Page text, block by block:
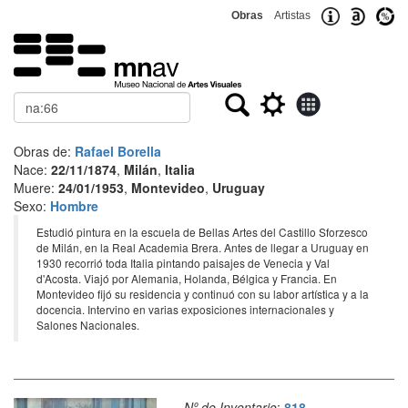
Obras Artistas
Buscar
Obras de: Rafael Borella
Nace: 22/11/1874, Milán, Italia
Muere: 24/01/1953, Montevideo, Uruguay
Sexo: Hombre
Estudió pintura en la escuela de Bellas Artes del Castillo Sforzesco
de Milán, en la Real Academia Brera. Antes de llegar a Uruguay en
1930 recorrió toda Italia pintando paisajes de Venecia y Val
d'Acosta. Viajó por Alemania, Holanda, Bélgica y Francia. En
Montevideo fijó su residencia y continuó con su labor artística y a la
docencia. Intervino en varias exposiciones internacionales y
Salones Nacionales.